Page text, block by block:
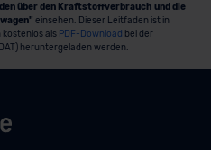
über den Kraftstoffverbrauch und die
einsehen. Dieser Leitfaden ist in
als PDF-Download bei der
heruntergeladen werden.